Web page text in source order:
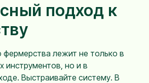
подход к
фермерства лежит не только в
инструментов, но и в
Выстраивайте систему. В